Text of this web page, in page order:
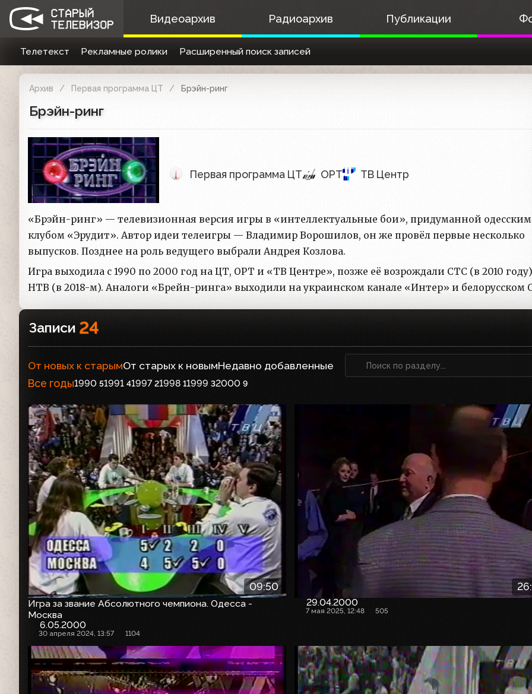
Видеоархив Радиоархив Публикации
Телетекст Рекламные ролики Расширенный поиск записей
Архив Первая программа ЦТ Брэйн-ринг
Брэйн-ринг
Первая программа ЦТ ОРТ ТВ Центр
«Брэйн-ринг» — телевизионная версия игры в «интеллектуальные бои», придуманной одесским
клубом «Эрудит». Автор идеи телеигры — Владимир Ворошилов, он же провёл первые несколько
выпусков. Позднее на роль ведущего выбрали Андрея Козлова.
Игра выходила с 1990 по 2000 год на ЦТ, ОРТ и «ТВ Центре», позже её возрождали СТС (в 2010
НТВ (в 2018-м). Аналоги «Брейн-ринга» выходили на украинском канале «Интер» и белорусском
Записи 24
От новых к старымОт старых к новымНедавно добавленные
Все годы1990 51991 41997 21998 11999 32000 9
09:50
Игра за звание Абсолютного чемпиона. Одесса -
Москва
6.05.2000
30 апреля 2024, 13:57 1104
29.04.2000
7 мая 2025, 12:48 505